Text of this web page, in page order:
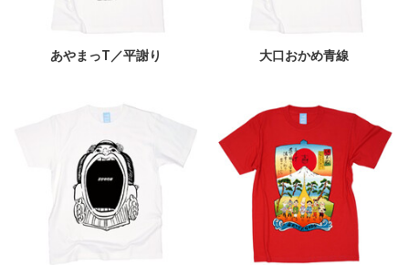
あやまっT／平謝り 大口おかめ青線